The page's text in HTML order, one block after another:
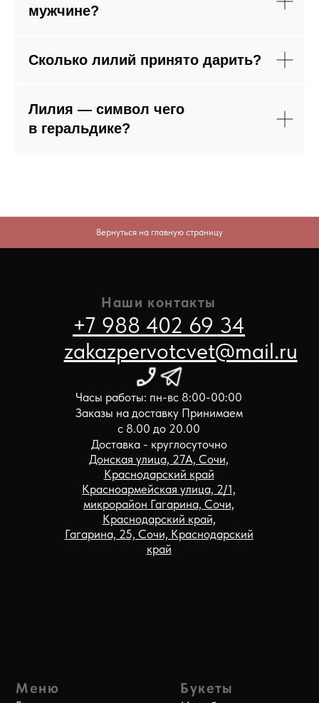
мужчине?
Сколько лилий принято дарить?
Лилия — символ чего
в геральдике?
Вернуться на главную страницу